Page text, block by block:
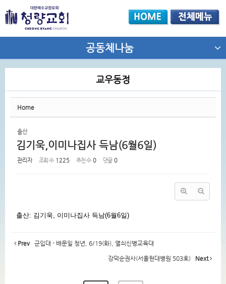
공동체나눔
교우동정
Home
출산
김기욱,이미나집사 득남(6월6일)
관리자 조회 수 1225 추천 수 0 댓글 0
출산: 김기욱, 이미나집사 득남(6월6일)
Prev 군입대 - 배문일 청년, 6/19(화), 열쇠신병교육대
강덕순권사(서울현대병원 503호) Next
Sketchbook5, 스케치북5
Sketchbook5, 스케치북5